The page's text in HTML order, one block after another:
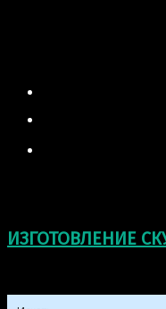
ИЗГОТОВЛЕНИЕ